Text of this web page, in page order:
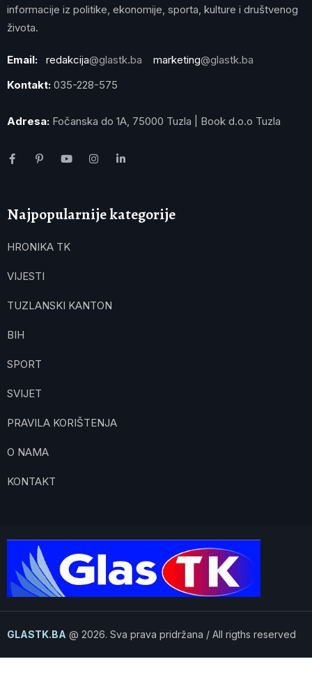
informacije iz politike, ekonomije, sporta, kulture i društvenog
života.
Email: redakcija@glastk.ba marketing@glastk.ba
Kontakt: 035-228-575
Adresa: Fočanska do 1A, 75000 Tuzla | Book d.o.o Tuzla
Najpopularnije kategorije
HRONIKA TK
VIJESTI
TUZLANSKI KANTON
BIH
SPORT
SVIJET
PRAVILA KORIŠTENJA
O NAMA
KONTAKT
GLASTK.BA @ 2026. Sva prava pridržana / All rigths reserved